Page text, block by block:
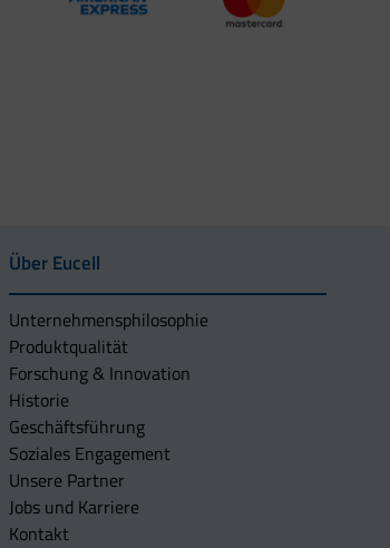
Über Eucell
Unternehmens­philosophie
Produktqualität
Forschung & Innovation
Historie
Geschäftsführung
Soziales Engagement
Unsere Partner
Jobs und Karriere
Kontakt